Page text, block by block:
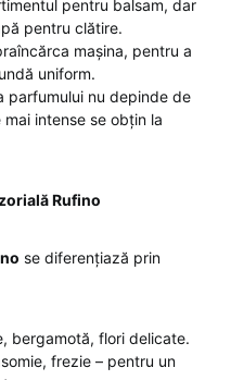
pentru balsam, dar
pentru clătire.
mașina, pentru a
uniform.
parfumului nu depinde de
intense se obțin la
Rufino
se diferențiază prin
bergamotă, flori delicate.
frezie – pentru un